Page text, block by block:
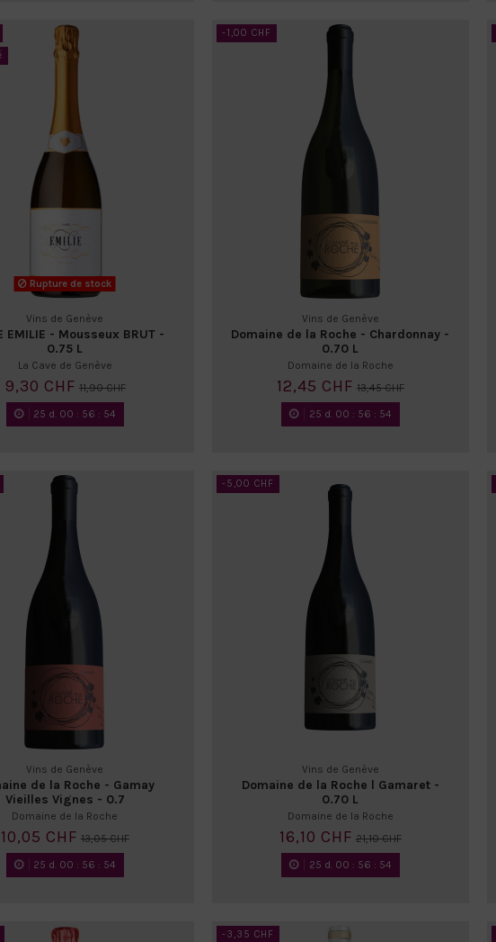
Rupture de stock
Vins de Genève
EMILIE - Mousseux BRUT -
0.75 L
La Cave de Genève
9,30 CHF 11,90 CHF
25 d. 00 : 56 : 52
-1,00 CHF
Vins de Genève
Domaine de la Roche - Chardonnay -
0.70 L
Domaine de la Roche
12,45 CHF 13,45 CHF
25 d. 00 : 56 : 52
Vins de Genève
de la Roche - Gamay
Vieilles Vignes - 0.7
Domaine de la Roche
10,05 CHF 13,05 CHF
25 d. 00 : 56 : 52
-5,00 CHF
Vins de Genève
Domaine de la Roche l Gamaret -
0.70 L
Domaine de la Roche
16,10 CHF 21,10 CHF
25 d. 00 : 56 : 52
-3,35 CHF